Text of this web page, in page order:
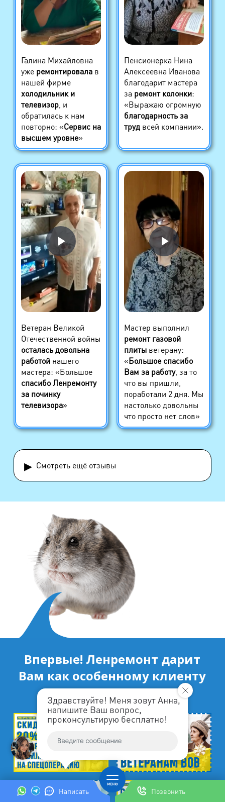
Написать Позвонить
Здравствуйте! Меня зовут Анна,
напишите Ваш вопрос,
проконсультирую бесплатно!
Галина Михайловна
уже ремонтировалав
нашей фирме
холодильник и
телевизор, и
обратилась к нам
повторно: «Сервис на
высшем уровне»
Пенсионерка Нина
Алексеевна Иванова
благодарит мастера
за ремонт колонки:
«Выражаю огромную
благодарность за
трудвсей компании».
Ветеран Великой
Отечественной войны
осталась довольна
работойнашего
мастера: «Большое
спасибо Ленремонту
за починку
телевизора»
Мастер выполнил
ремонт газовой
плитыветерану:
«Большое спасибо
Вам за работу, за то
что вы пришли,
поработали 2 дня. Мы
настолько довольны
что просто нет слов»
▸ Смотреть ещё отзывы
Впервые! Ленремонт дарит
Вам как особенному клиенту
уникальные купоны!